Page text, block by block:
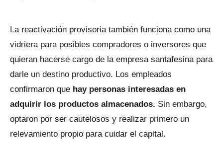
La reactivación provisoria también funciona como una
vidriera para posibles compradores o inversores que
quieran hacerse cargo de la empresa santafesina para
darle un destino productivo. Los empleados
confirmaron que hay personas interesadas en
adquirir los productos almacenados. Sin embargo,
optaron por ser cautelosos y realizar primero un
relevamiento propio para cuidar el capital.